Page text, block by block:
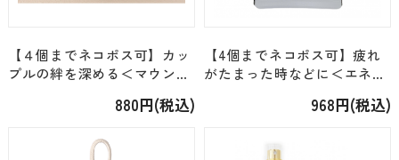
【４個までネコポス可】カッ
プルの絆を深める＜マウント
鹸「女性と男性」[約75g]
880円(税込)
【4個までネコポス可】疲れ
がたまった時などに＜エネル
「ECバスソルト20g」[約2回
968円(税込)